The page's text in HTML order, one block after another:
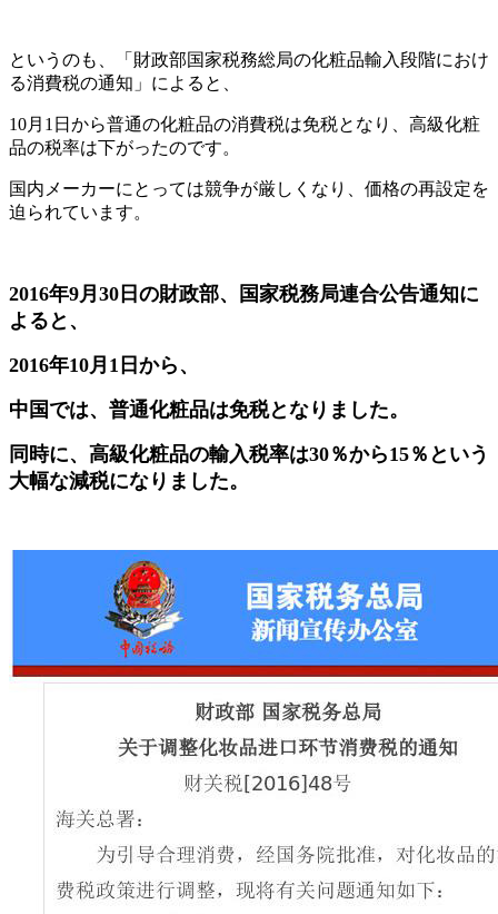
というのも、「財政部国家税務総局の化粧品輸入段階におけ
る消費税の通知」によると、
10月1日から普通の化粧品の消費税は免税となり、高級化粧
品の税率は下がったのです。
国内メーカーにとっては競争が厳しくなり、価格の再設定を
迫られています。
2016年9月30日の財政部、国家税務局連合公告通知に
よると、
2016年10月1日から、
中国では、普通化粧品は免税となりました。
同時に、高級化粧品の輸入税率は30％から15％という
大幅な減税になりました。